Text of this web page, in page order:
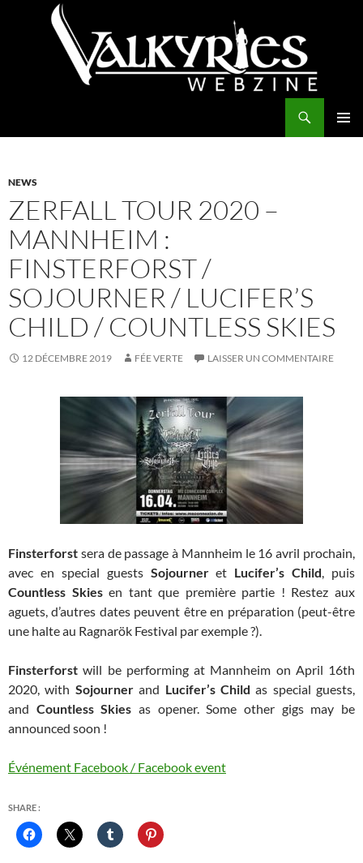
NEWS
ZERFALL TOUR 2020 –
MANNHEIM :
FINSTERFORST /
SOJOURNER / LUCIFER’S
CHILD / COUNTLESS SKIES
12 DÉCEMBRE 2019 FÉE VERTE LAISSER UN COMMENTAIRE
Finsterforst sera de passage à Mannheim le 16 avril prochain,
avec en special guests Sojourneret Lucifer’s Child, puis
Countless Skiesen tant que première partie ! Restez aux
aguets, d’autres dates peuvent être en préparation (peut-être
une halte au Ragnarök Festival par exemple ?).
Finsterforst will be performing at Mannheim on April 16th
2020, with Sojournerand Lucifer’s Child as special guests,
and Countless Skies as opener. Some other gigs may be
announced soon !
Événement Facebook / Facebook event
SHARE :